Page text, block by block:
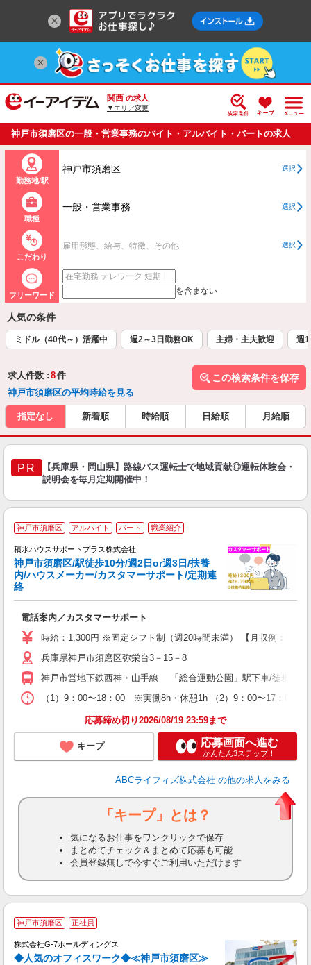
関西 の求人
▼エリア変更
神戸市須磨区の一般・営業事務のバイト・アルバイト・パートの求人
情報一覧
勤務地/駅
神戸市須磨区 選択
職種
一般・営業事務 選択
こだわり
雇用形態、給与、特徴、その他 選択
フリーワード を含まない
人気の条件
ミドル（40代～）活躍中 週2～3日勤務OK 主婦・主夫歓迎 週
求人件数 : 8件
神戸市須磨区の平均時給を見る
この検索条件を保存
指定なし 新着順 時給順 日給順 月給順
PR
【兵庫県・岡山県】路線バス運転士で地域貢献◎運転体験会・
説明会を毎月定期開催中！
神戸市須磨区 アルバイト パート 職業紹介
積水ハウスサポートプラス株式会社
神戸市須磨区/駅徒歩10分/週2日or週3日/扶養
内/ハウスメーカー/カスタマーサポート/定期連
絡
電話案内／カスタマーサポート
時給：1,300円 ※固定シフト制（週20時間未満） 【月収例：
兵庫県神戸市須磨区弥栄台3－15－8
神戸市営地下鉄西神・山手線 「総合運動公園」駅下車/徒歩10
（1）9：00〜18：00 ※実働8h・休憩1h （2）9：00〜17：00
応募締め切り2026/08/19 23:59まで
キープ 応募画面へ進む
かんたん3ステップ！
ABCライフィズ株式会社 の他の求人をみる
「キープ」とは？
気になるお仕事をワンクリックで保存
まとめてチェック＆まとめて応募も可能
会員登録無しで今すぐご利用いただけます
神戸市須磨区 正社員
株式会社G-7ホールディングス
◆人気のオフィスワーク◆≪神戸市須磨区≫